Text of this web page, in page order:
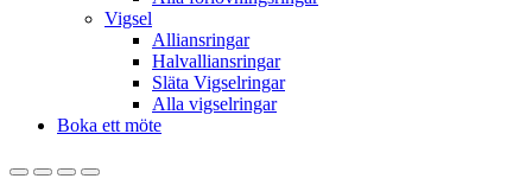
Vigsel
Alliansringar
Halvalliansringar
Släta Vigselringar
Alla vigselringar
Boka ett möte